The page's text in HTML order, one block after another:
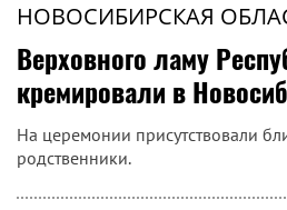
НОВОСИБИРСКАЯ
Верховного ламу
кремировали в
На церемонии присутствовали
родственники.